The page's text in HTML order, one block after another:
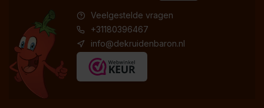
Veelgestelde vragen
+31180396467
info@dekruidenbaron.nl